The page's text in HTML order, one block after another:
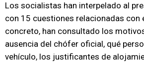
Los socialistas han interpelado al
con 15 cuestiones relacionadas con
concreto, han consultado los
ausencia del chófer oficial, qué
vehículo, los justificantes de